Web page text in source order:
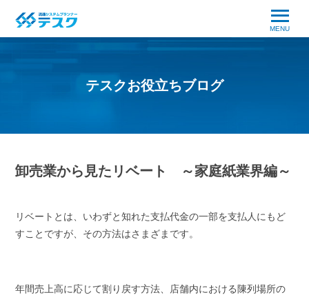
MENU
テスクお役立ちブログ
卸売業から見たリベート ～家庭紙業界編～
リベートとは、いわずと知れた支払代金の一部を支払人にもど
すことですが、その方法はさまざまです。
年間売上高に応じて割り戻す方法、店舗内における陳列場所の